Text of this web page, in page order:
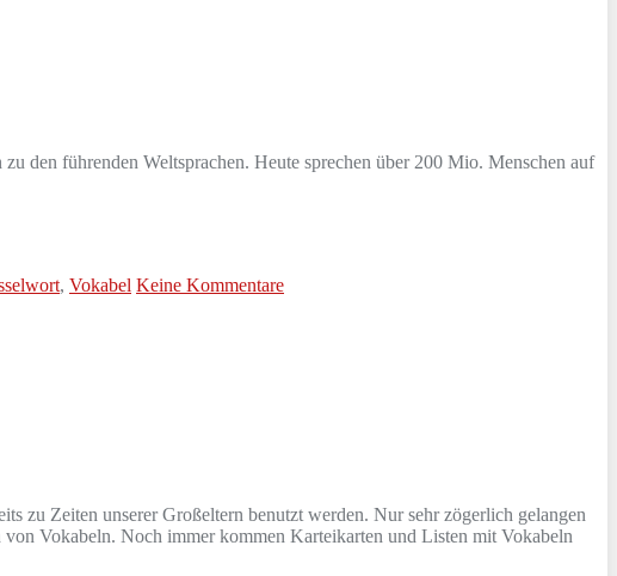
den führenden Weltsprachen. Heute sprechen über 200 Mio. Menschen auf
, Vokabel Keine Kommentare
zu Zeiten unserer Großeltern benutzt werden. Nur sehr zögerlich gelangen
Vokabeln. Noch immer kommen Karteikarten und Listen mit Vokabeln